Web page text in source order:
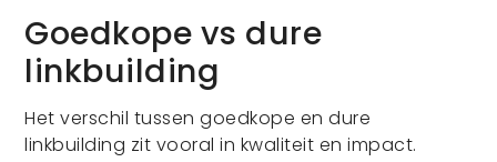
Goedkope vs dure
linkbuilding
Het verschil tussen goedkope en dure
linkbuilding zit vooral in kwaliteit en impact.